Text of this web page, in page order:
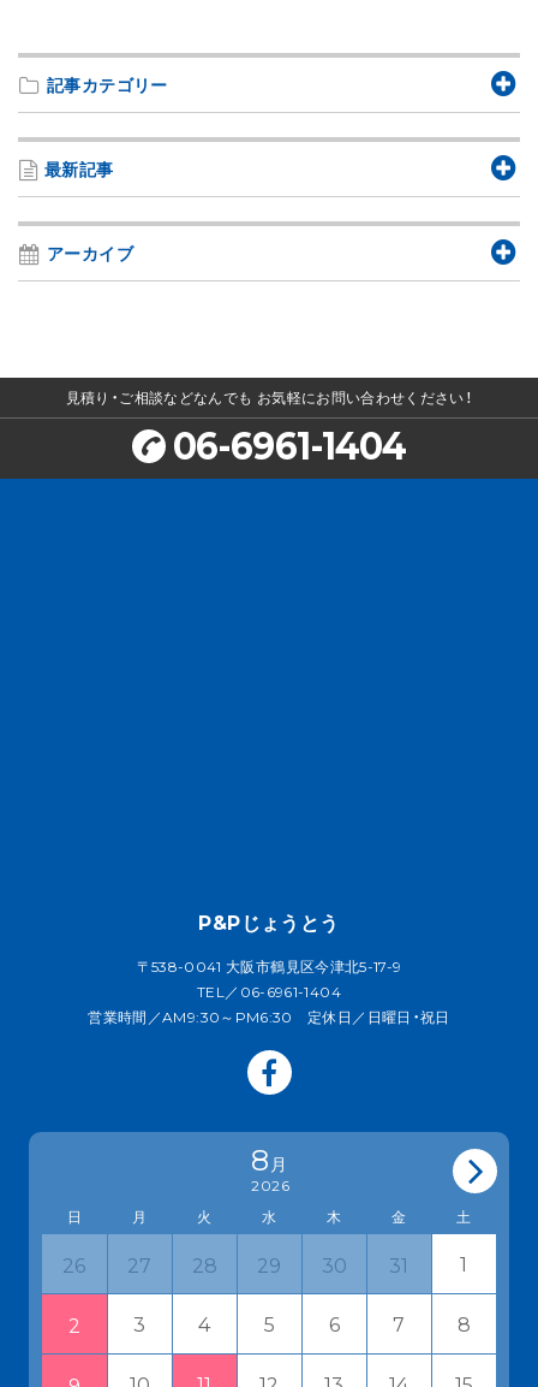
記事カテゴリー
最新記事
アーカイブ
見積り・ご相談などなんでも お気軽にお問い合わせください！
06-6961-1404
P&Pじょうとう
〒538-0041 大阪市鶴見区今津北5-17-9
TEL／06-6961-1404
営業時間／AM9:30～PM6:30 定休日／日曜日・祝日
8 月
2026
日
月 火 水 木 金 土
26 27 28 29 30 31 1
2 3 4 5 6 7 8